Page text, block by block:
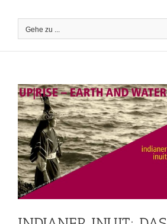
Gehe zu ...